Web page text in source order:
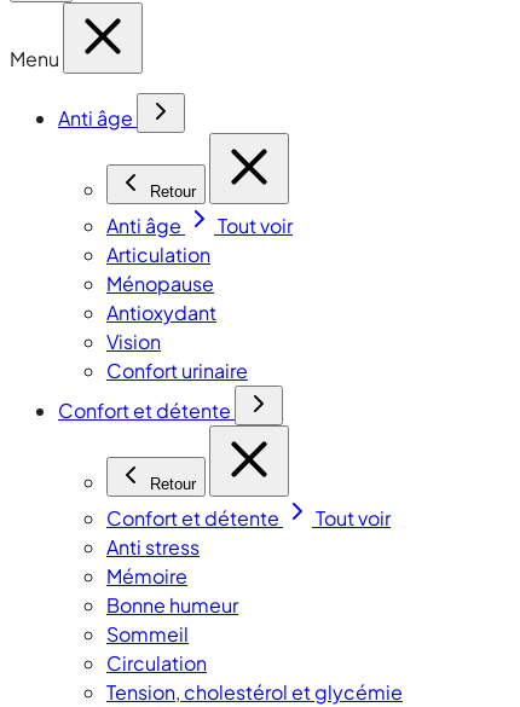
Menu
Anti âge
Retour
Anti âge
Tout voir
Articulation
Ménopause
Antioxydant
Vision
Confort urinaire
Confort et détente
Retour
Confort et détente
Tout voir
Anti stress
Mémoire
Bonne humeur
Sommeil
Circulation
Tension, cholestérol et glycémie